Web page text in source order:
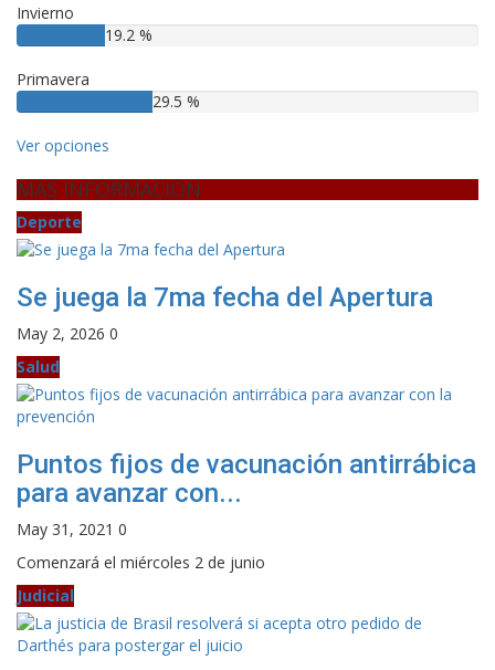
Invierno
19.2 %
Primavera
29.5 %
Ver opciones
MAS INFORMACION
Deporte
Se juega la 7ma fecha del Apertura
May 2, 2026 0
Salud
Puntos fijos de vacunación antirrábica
para avanzar con...
May 31, 2021 0
Comenzará el miércoles 2 de junio
Judicial